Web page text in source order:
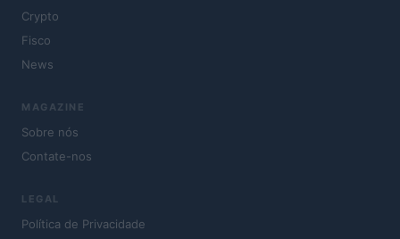
Crypto
Fisco
News
MAGAZINE
Sobre nós
Contate-nos
LEGAL
Política de Privacidade